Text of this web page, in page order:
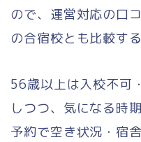
ので、運営対応の口
の合宿校とも比較す
56歳以上は入校不可
しつつ、気になる時
予約で空き状況・宿